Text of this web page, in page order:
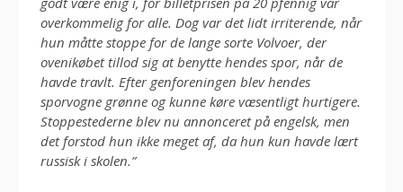
overkommelig for alle. Dog var det lidt irriterende, når
hun måtte stoppe for de lange sorte Volvoer, der
ovenikøbet tillod sig at benytte hendes spor, når de
havde travlt. Efter genforeningen blev hendes
sporvogne grønne og kunne køre væsentligt hurtigere.
Stoppestederne blev nu annonceret på engelsk, men
det forstod hun ikke meget af, da hun kun havde lært
russisk i skolen.”